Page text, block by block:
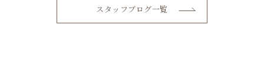
スタッフブログ一覧